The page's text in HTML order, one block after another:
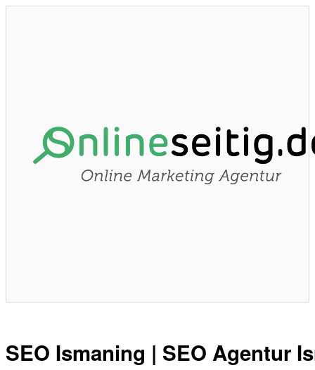
SEO Ismaning | SEO Agentur